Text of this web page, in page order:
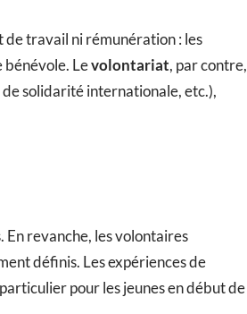
de travail ni rémunération : les
bénévole. Levolontariat, par contre,
solidarité internationale, etc.),
revanche, les volontaires
définis. Les expériences de
pour les jeunes en début de